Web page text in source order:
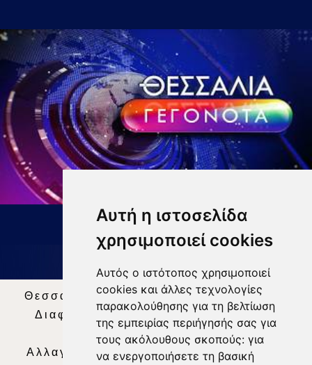
Αυτή η ιστοσελίδα
χρησιμοποιεί cookies
Αυτός ο ιστότοπος χρησιμοποιεί
cookies και άλλες τεχνολογίες
παρακολούθησης για τη βελτίωση
της εμπειρίας περιήγησής σας για
τους ακόλουθους σκοπούς: για
να ενεργοποιήσετε τη βασική
ΔΕΛΤΙΟ ΕΙΔΗΣΕΩΝ 9 8 26
Θεσσαλία Τηλεόραση|SNG Services
Διαφήμιση | Όροι Χρήσης |Δήλωση
Απορρήτου |
Περιεχόμενο
Αλλαγή Προτιμήσεων για τα Cookies